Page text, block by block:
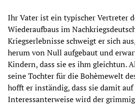
Ihr Vater ist ein typischer Vertreter
Wiederaufbaus im
Kriegserlebnisse schweigt er sich
herum von Null aufgebaut und
Kindern, dass sie es ihm gleichtun.
seine Tochter für die Bohèmewelt
hofft er inständig, dass sie damit
Interessanterweise wird der